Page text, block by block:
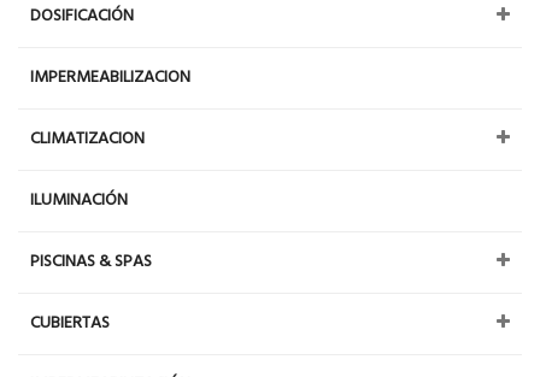
DOSIFICACIÓN
IMPERMEABILIZACION
CLIMATIZACION
ILUMINACIÓN
PISCINAS & SPAS
CUBIERTAS